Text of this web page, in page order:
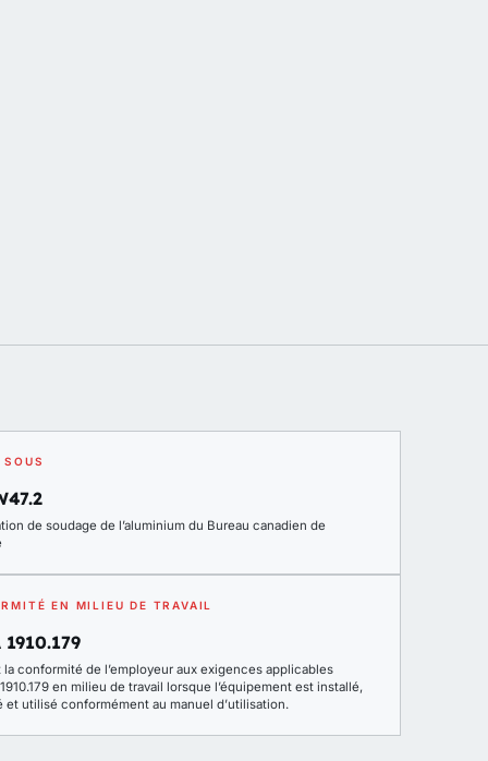
SOUS
de soudage de l’aluminium du Bureau canadien de
EN MILIEU DE TRAVAIL
1910.179
la conformité de l’employeur aux exigences applicables
1910.179 en milieu de travail lorsque l’équipement est installé,
et utilisé conformément au manuel d’utilisation.